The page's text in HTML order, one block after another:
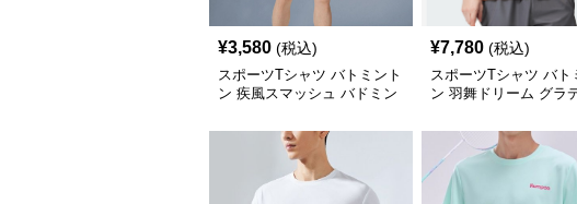
¥3,580 (税込)
スポーツTシャツ バトミント
ン 疾風スマッシュ バドミン
¥7,780 (税込)
スポーツTシャツ バト
ン 羽舞ドリーム グラ